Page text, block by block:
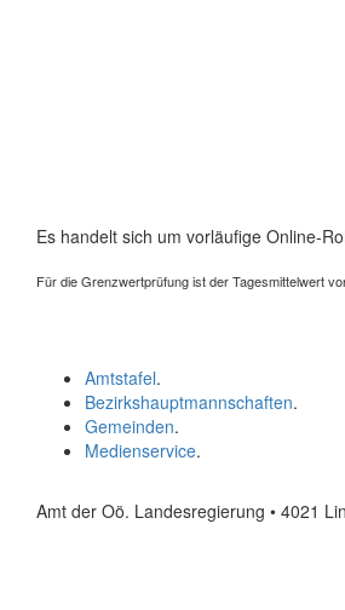
Es handelt sich um vorläufige Online-
Für die Grenzwertprüfung ist der Tagesmittelwert
Amtstafel.
Bezirkshauptmannschaften.
Gemeinden.
Medienservice.
Amt der Oö. Landesregierung • 4021